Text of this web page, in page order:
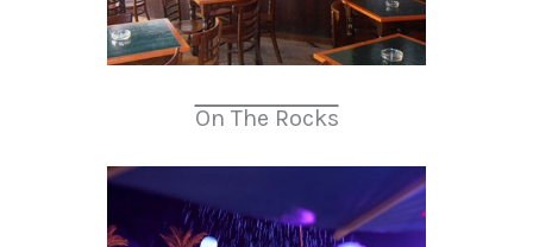
On The Rocks